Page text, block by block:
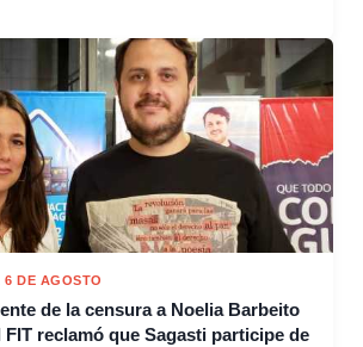
6 DE AGOSTO
de la censura a Noelia Barbeito
FIT reclamó que Sagasti participe de